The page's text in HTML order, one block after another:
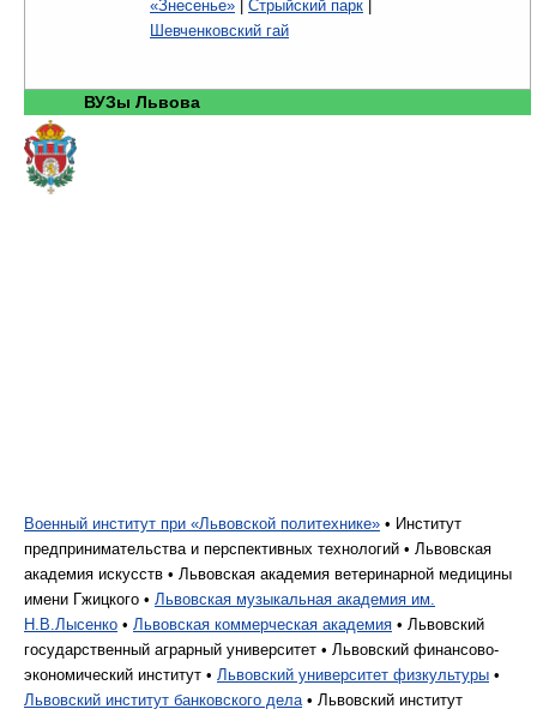
«Знесенье»
Стрыйский парк
Шевченковский гай
ВУЗы Львова
Военный институт при «Львовской политехнике» • Институт
предпринимательства и перспективных технологий • Львовская
академия искусств • Львовская академия ветеринарной медицины
имени Гжицкого • Львовская музыкальная академия им.
Н.В.Лысенко • Львовская коммерческая академия • Львовский
государственный аграрный университет • Львовский финансово-
экономический институт • Львовский университет физкультуры •
Львовский институт банковского дела• Львовский институт